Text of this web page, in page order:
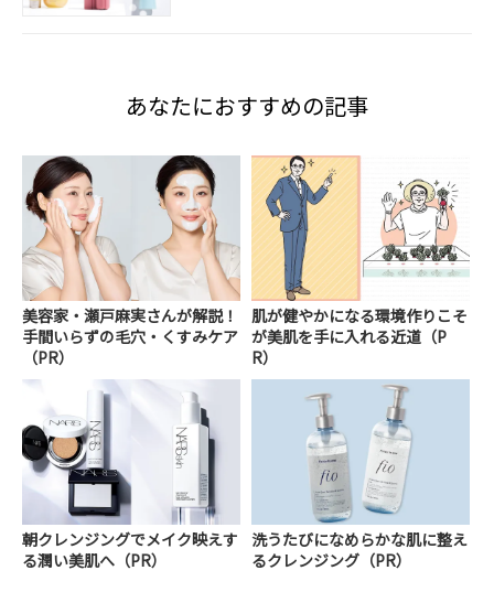
あなたにおすすめの記事
美容家・瀬戸麻実さんが解説！
手間いらずの毛穴・くすみケア
（PR）
肌が健やかになる環境作りこそ
が美肌を手に入れる近道（P
R）
朝クレンジングでメイク映えす
る潤い美肌へ（PR）
洗うたびになめらかな肌に整え
るクレンジング（PR）